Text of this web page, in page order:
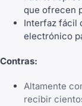
que ofrecen
Interfaz fácil
electrónico
Contras:
Altamente
recibir